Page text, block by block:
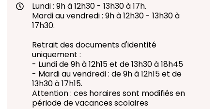
Lundi : 9h à 12h30 - 13h30 à 17h.
Mardi au vendredi : 9h à 12h30 - 13h30 à
17h30.
Retrait des documents d'identité
uniquement :
- Lundi de 9h à 12h15 et de 13h30 à 18h45
- Mardi au vendredi : de 9h à 12h15 et de
13h30 à 17h15.
Attention : ces horaires sont modifiés en
période de vacances scolaires